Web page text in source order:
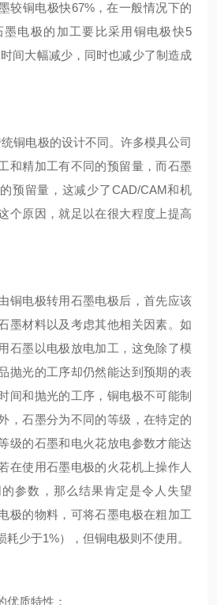
较铜电极快67%，在一般情况下的
墨电极的加工要比采用铜电极快5
间大幅减少，同时也减少了制造成
电极的设计不同。许多模具公司
和精加工有不同的预留量，而石墨
预留量，这减少了CAD/CAM和机
个原因，就足以在很大程度上提高
电极转用石墨电极后，首先应该
墨材料以及考虑其他相关因素。如
石墨以电极放电加工，这免除了模
抛光的工序却仍然能达到预期的表
间和抛光的工序，铜电极不可能制
，石墨分为不同的等级，在特定的
级的石墨和电火花放电参数才能达
在使用石墨电极的火花机上操作人
参数，那么结果肯定是令人失望
极的物料，可将石墨电极在粗加工
少于1%），但铜电极则不使用。
质特性：